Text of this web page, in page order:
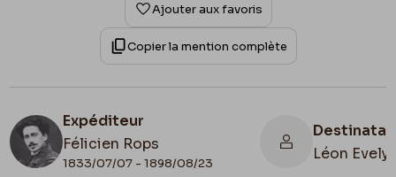
Ajouter aux favoris
Copier la mention complète
Expéditeur
Félicien Rops
1833/07/07 - 1898/08/23
Léon Evely